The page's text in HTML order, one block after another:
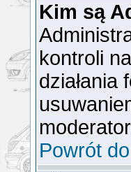
Kim są
kontroli
działania
Powrót